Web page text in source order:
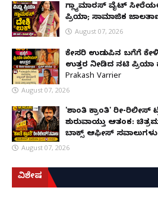
ಗ್ಲ್ಯಾಮಾರಸ್ ವೈಟ್‌
ಪ್ರಿಯಾ; ಸಾಮಾಜಿಕ
August 07, 2026
ಕೇಸರಿ ಉಡುಪಿನ ಬಗೆಗೆ
ಉತ್ತರ ನೀಡಿದ ನಟಿ ಪ್ರಿಯಾ
Prakash Varrier
August 07, 2026
'ಶಾಂತಿ ಕ್ರಾಂತಿ' ರೀ-
ಶುರುವಾಯ್ತು ಆತಂಕ:
ಬಾಕ್ಸ್ ಆಫೀಸ್
August 07, 2026
ವಿಶೇಷ